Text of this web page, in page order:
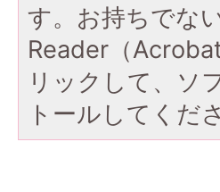
す。お持ちでな
Reader（
リックして、ソ
トールしてくだ